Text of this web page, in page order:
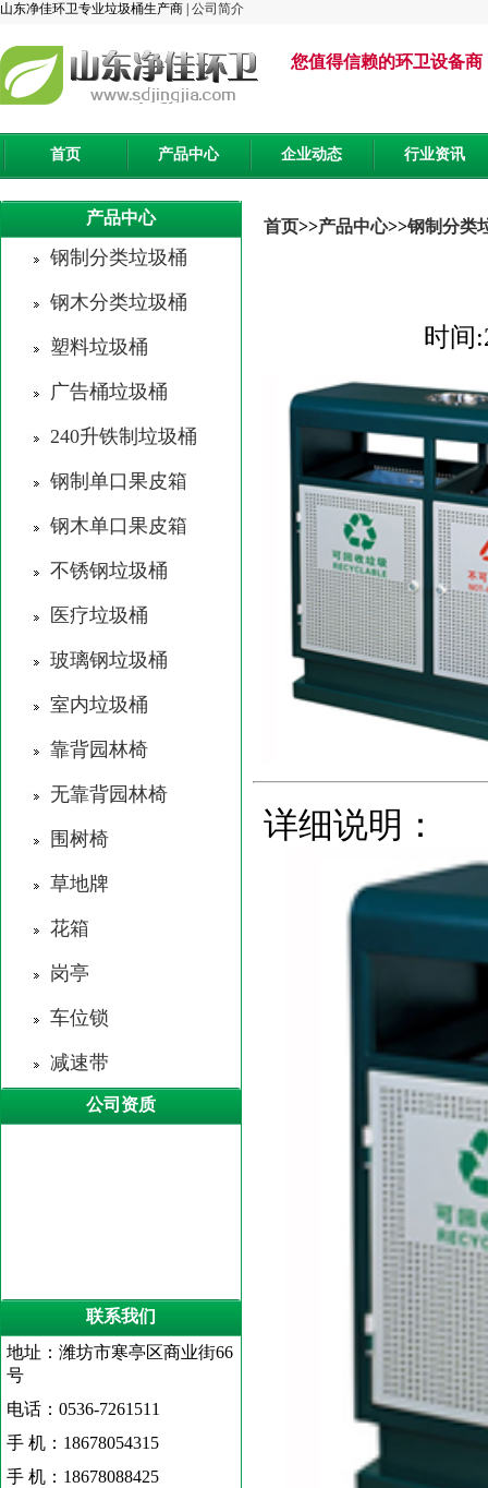
山东净佳环卫专业垃圾桶生产商 | 公司简介
您值得信赖的环卫设备商
首页 产品中心 企业动态 行业资讯
产品中心
钢制分类垃圾桶
钢木分类垃圾桶
塑料垃圾桶
广告桶垃圾桶
240升铁制垃圾桶
钢制单口果皮箱
钢木单口果皮箱
不锈钢垃圾桶
医疗垃圾桶
玻璃钢垃圾桶
室内垃圾桶
靠背园林椅
无靠背园林椅
围树椅
草地牌
花箱
岗亭
车位锁
减速带
公司资质
联系我们
地址：潍坊市寒亭区商业街66
号
电话：0536-7261511
手 机：18678054315
手 机：18678088425
首页>>产品中心>>钢制分类
时间:
详细说明：